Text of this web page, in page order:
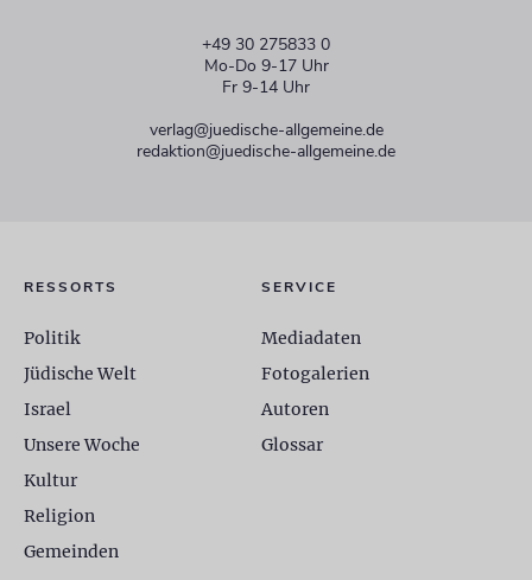
+49 30 275833 0
Mo-Do 9-17 Uhr
Fr 9-14 Uhr
verlag@juedische-allgemeine.de
redaktion@juedische-allgemeine.de
RESSORTS
Politik
Jüdische Welt
Israel
Unsere Woche
Kultur
Religion
Gemeinden
SERVICE
Mediadaten
Fotogalerien
Autoren
Glossar